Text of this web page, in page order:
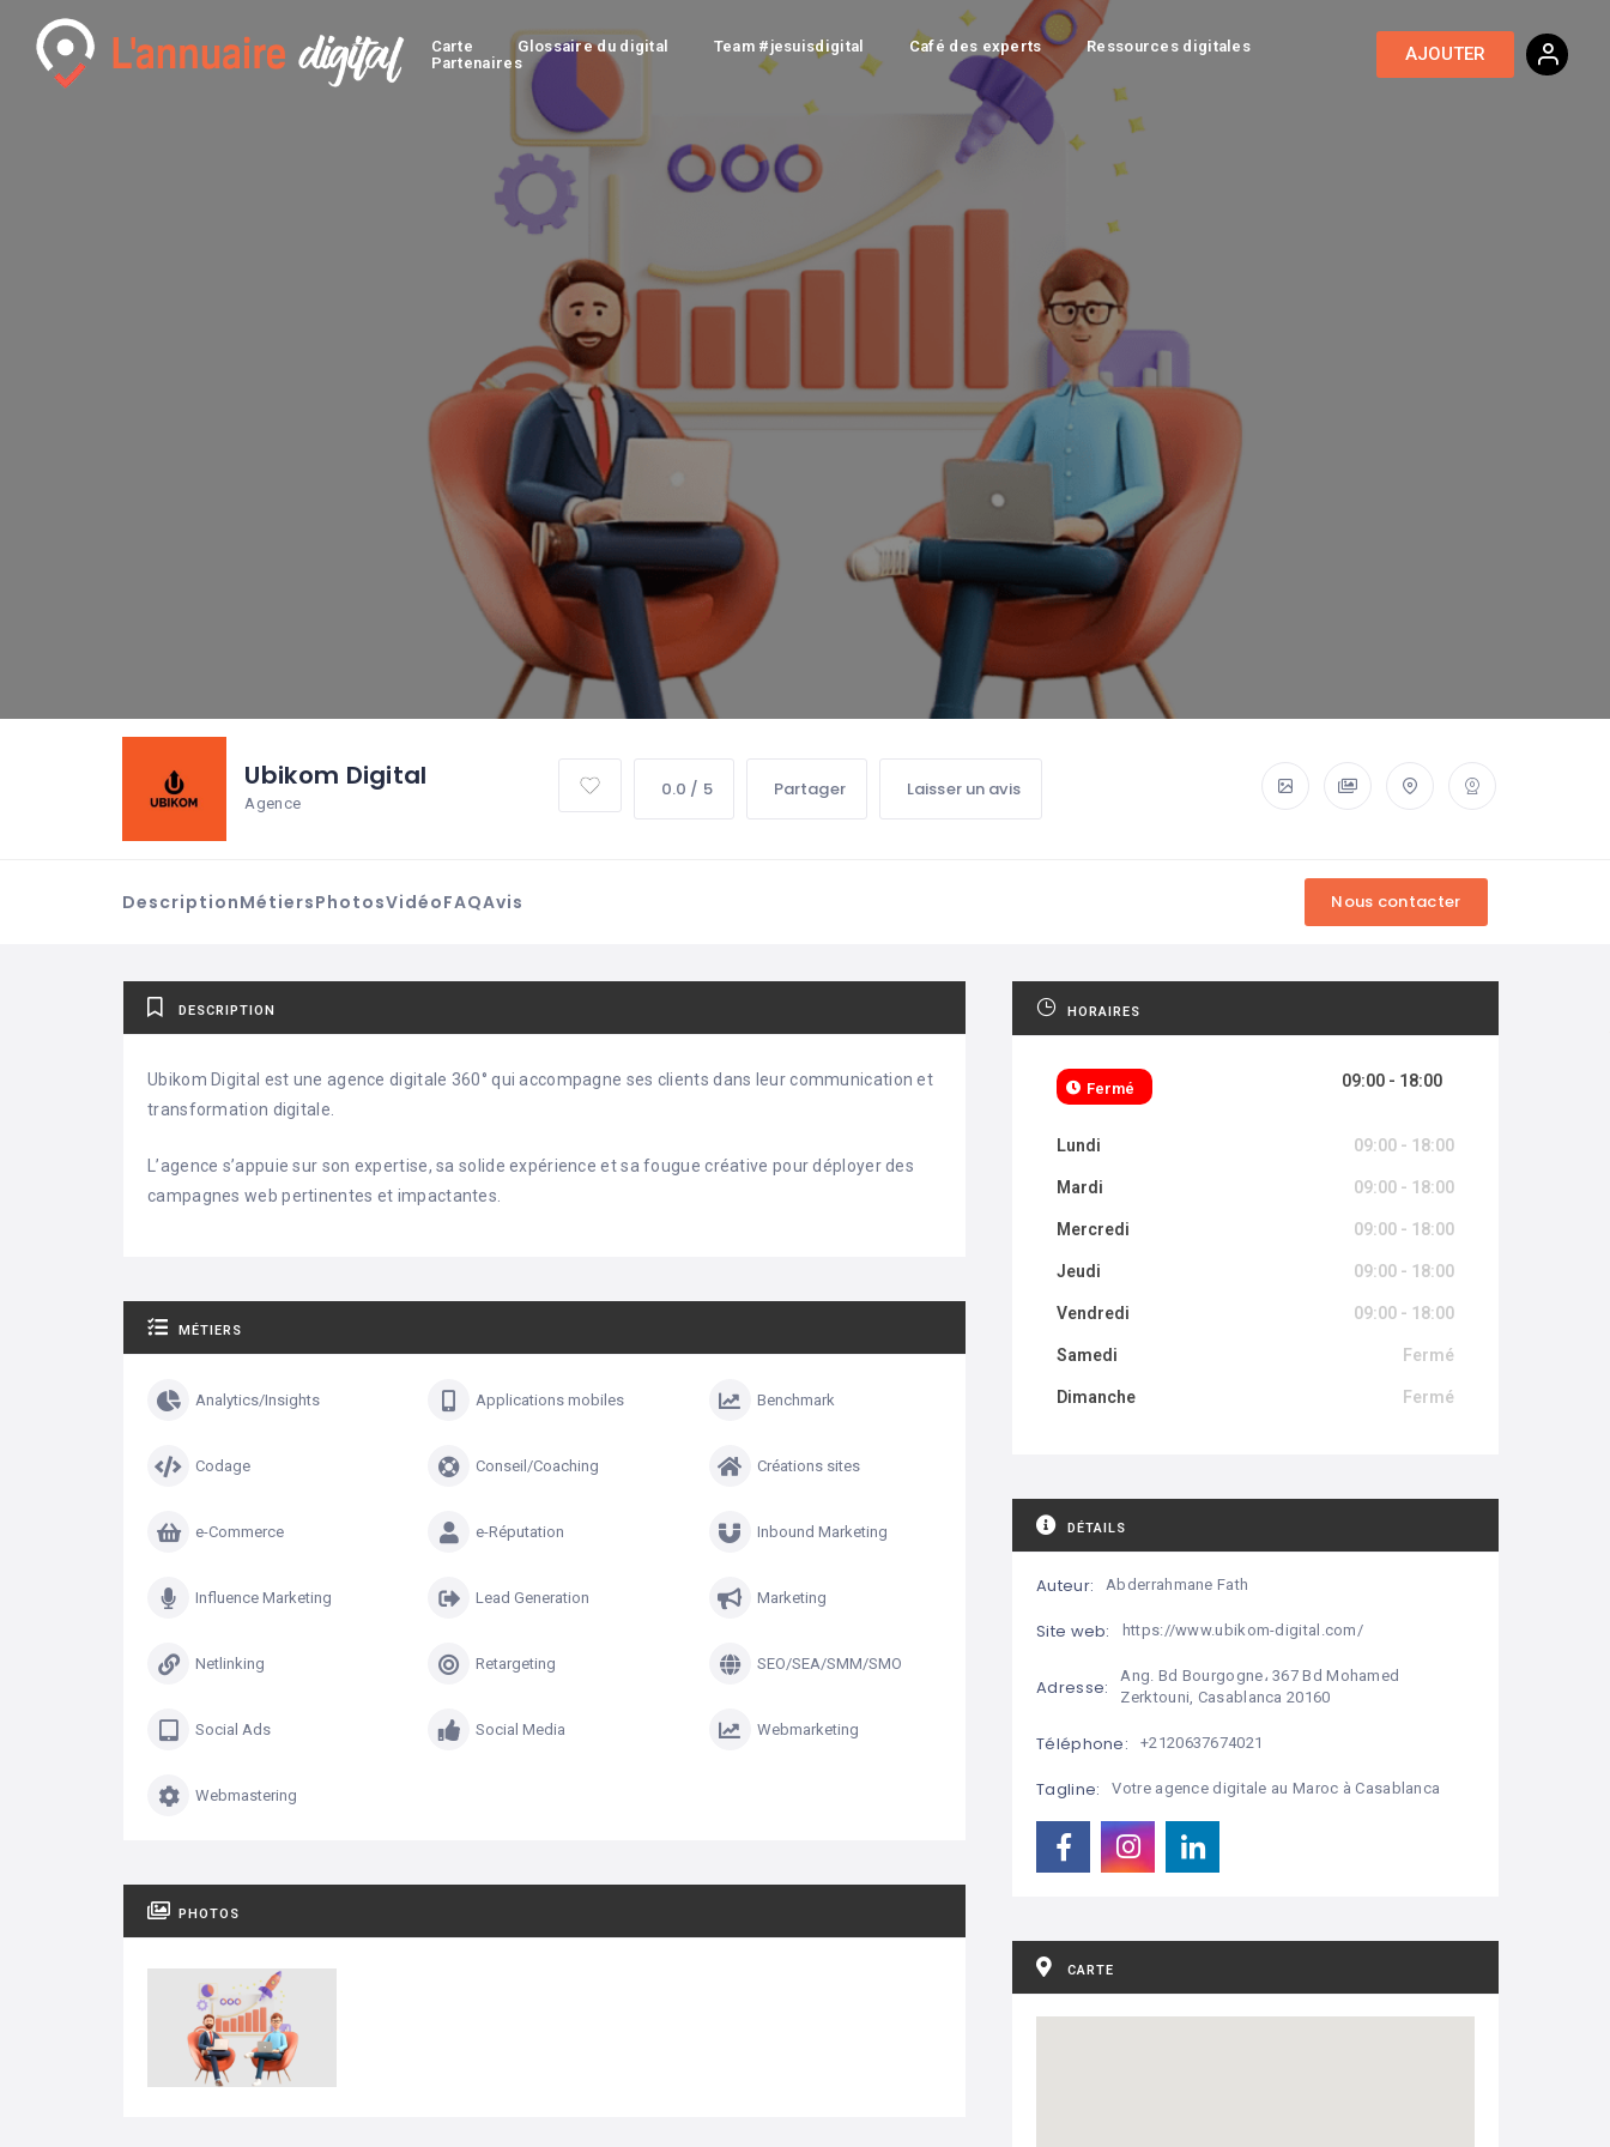
Carte Glossaire du digital Team #jesuisdigital Café des experts
Ressources digitales
Partenaires
AJOUTER
Ubikom Digital
Agence
0.0 / 5 Partager Laisser un avis
DescriptionMétiersPhotosVidéoFAQAvis
DESCRIPTION
Ubikom Digital est une agence digitale 360° qui accompagne ses clients dans leur communication et
transformation digitale.
L’agence s’appuie sur son expertise, sa solide expérience et sa fougue créative pour déployer des
campagnes web pertinentes et impactantes.
MÉTIERS
Analytics/Insights Applications mobiles Benchmark
Codage Conseil/Coaching Créations sites
e-Commerce e-Réputation Inbound Marketing
Influence Marketing Lead Generation Marketing
Netlinking Retargeting SEO/SEA/SMM/SMO
Social Ads Social Media Webmarketing
Webmastering
PHOTOS
HORAIRES
Fermé 09:00 - 18:00
Lundi 09:00 - 18:00
Mardi 09:00 - 18:00
Mercredi 09:00 - 18:00
Jeudi 09:00 - 18:00
Vendredi 09:00 - 18:00
Samedi Fermé
Dimanche Fermé
DÉTAILS
Auteur: Abderrahmane Fath
Site web: https://www.ubikom-digital.com/
Adresse:
Ang. Bd Bourgogne، 367 Bd Mohamed
Zerktouni, Casablanca 20160
Téléphone: +2120637674021
Tagline: Votre agence digitale au Maroc à Casablanca
CARTE